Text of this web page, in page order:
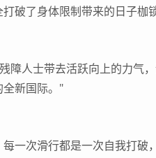
破了身体限制带来的日子枷锁
人士带去活跃向上的力气
新国际。"
次滑行都是一次自我打破